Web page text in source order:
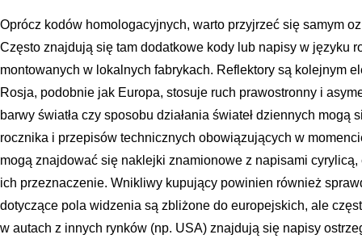
Oprócz kodów homologacyjnych, warto przyjrzeć się samym
Często znajdują się tam dodatkowe kody lub napisy w języku
montowanych w lokalnych fabrykach. Reflektory są kolejnym
Rosja, podobnie jak Europa, stosuje ruch prawostronny i
barwy światła czy sposobu działania świateł dziennych
rocznika i przepisów technicznych obowiązujących w
mogą znajdować się naklejki znamionowe z napisami
ich przeznaczenie. Wnikliwy kupujący powinien również
dotyczące pola widzenia są zbliżone do europejskich, ale
w autach z innych rynków (np. USA) znajdują się napisy